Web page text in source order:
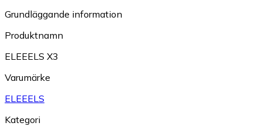
Grundläggande information
Produktnamn
ELEEELS X3
Varumärke
ELEEELS
Kategori